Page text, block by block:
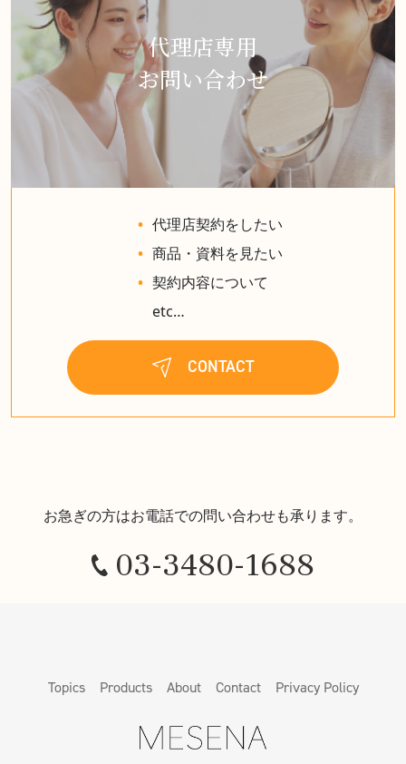
代理店専用
お問い合わせ
代理店契約をしたい
商品・資料を見たい
契約内容について
etc…
CONTACT
お急ぎの方はお電話での問い合わせも承ります。
03-3480-1688
Topics Products About Contact Privacy Policy